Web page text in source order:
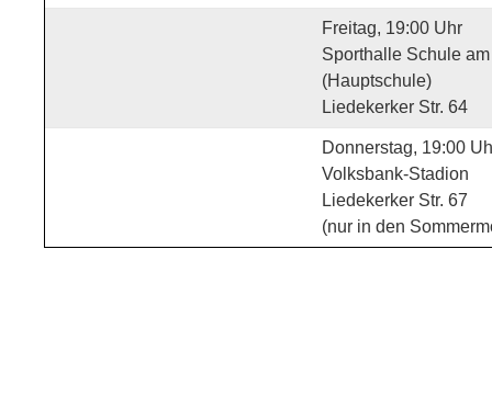
Freitag, 19:00 Uhr
Sporthalle Schule
(Hauptschule)
Liedekerker Str. 64
Donnerstag, 19:00
Volksbank-Stadion
Liedekerker Str. 67
(nur in den